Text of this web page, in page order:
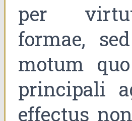
per
formae,
motum
principali
effectus